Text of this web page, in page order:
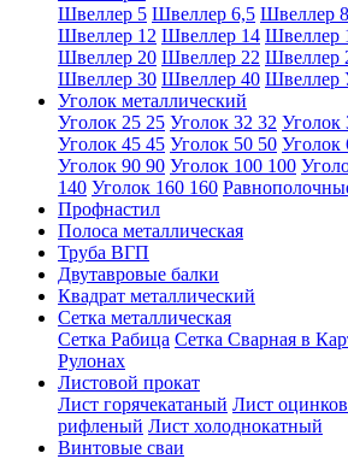
Швеллер 5 Швеллер 6,5 Швеллер 8
Швеллер 12 Швеллер 14 Швеллер
Швеллер 20 Швеллер 22 Швеллер
Швеллер 30 Швеллер 40 Швеллер
Уголок металлический
Уголок 25 25 Уголок 32 32 Уголок
Уголок 45 45 Уголок 50 50 Уголок
Уголок 90 90 Уголок 100 100
140 Уголок 160 160
Профнастил
Полоса металлическая
Труба ВГП
Двутавровые балки
Квадрат металлический
Сетка металлическая
Сетка Рабица Сетка Сварная в
Рулонах
Листовой прокат
Лист горячекатаный Лист
рифленый Лист холоднокатный
Винтовые сваи